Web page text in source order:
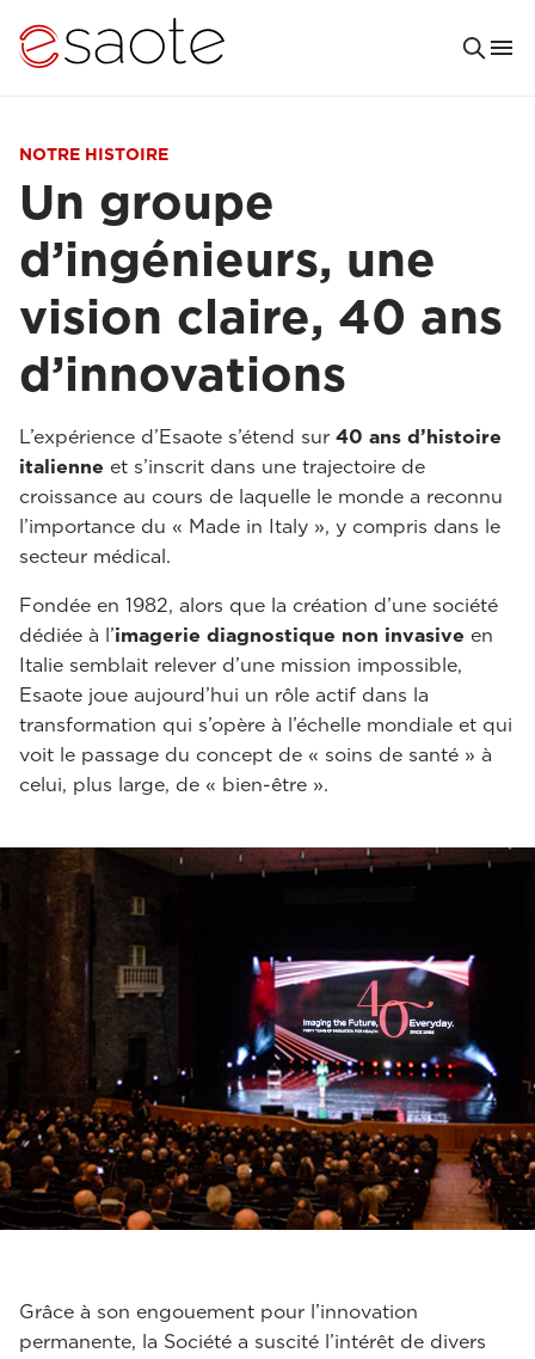
NOTRE HISTOIRE
Un groupe
d’ingénieurs, une
vision claire, 40 ans
d’innovations
L’expérience d’Esaote s’étend sur 40 ans d’histoire
italienne et s’inscrit dans une trajectoire de
croissance au cours de laquelle le monde a reconnu
l’importance du « Made in Italy », y compris dans le
secteur médical.
Fondée en 1982, alors que la création d’une société
dédiée à l’imagerie diagnostique non invasive en
Italie semblait relever d’une mission impossible,
Esaote joue aujourd’hui un rôle actif dans la
transformation qui s’opère à l’échelle mondiale et qui
voit le passage du concept de « soins de santé » à
celui, plus large, de « bien-être ».
Grâce à son engouement pour l’innovation
permanente, la Société a suscité l’intérêt de divers